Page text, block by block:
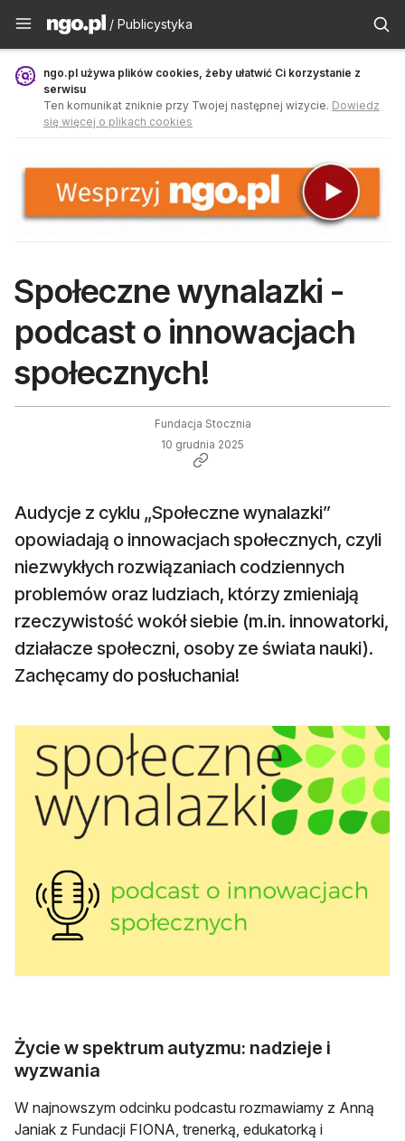
Publicystyka - ngo.pl
/ Publicystyka
ngo.pl używa plików cookies, żeby ułatwić Ci korzystanie z
serwisu
Ten komunikat zniknie przy Twojej następnej wizycie. Dowiedz
się więcej o plikach cookies
Społeczne wynalazki -
podcast o innowacjach
społecznych!
Fundacja Stocznia
10 grudnia 2025
Audycje z cyklu „Społeczne wynalazki”
opowiadają o innowacjach społecznych, czyli
niezwykłych rozwiązaniach codziennych
problemów oraz ludziach, którzy zmieniają
rzeczywistość wokół siebie (m.in. innowatorki,
działacze społeczni, osoby ze świata nauki).
Zachęcamy do posłuchania!
Życie w spektrum autyzmu: nadzieje i
wyzwania
W najnowszym odcinku podcastu rozmawiamy z Anną
Janiak z Fundacji FIONA, trenerką, edukatorką i